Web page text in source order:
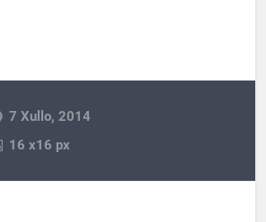
7 Xullo, 2014
16x16 px